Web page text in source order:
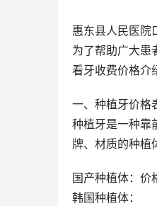
惠东县人民医院
为了帮助广大患
看牙收费价格介
一、种植牙价格
种植牙是一种靠
牌、材质的种植
国产种植体：价
韩国种植体：